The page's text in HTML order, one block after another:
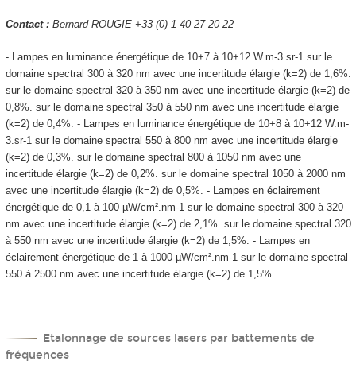
Contact :Bernard ROUGIE +33 (0) 1 40 27 20 22
- Lampes en luminance énergétique de 10+7à 10+12W.m-3.sr-1 sur le
domaine spectral 300 à 320 nm avec une incertitude élargie (k=2) de 1,6%.
sur le domaine spectral 320 à 350 nm avec une incertitude élargie (k=2) de
0,8%. sur le domaine spectral 350 à 550 nm avec une incertitude élargie
(k=2) de 0,4%. - Lampes en luminance énergétique de 10+8à 10+12W.m-
3.sr-1 sur le domaine spectral 550 à 800 nm avec une incertitude élargie
(k=2) de 0,3%. sur le domaine spectral 800 à 1050 nm avec une
incertitude élargie (k=2) de 0,2%. sur le domaine spectral 1050 à 2000 nm
avec une incertitude élargie (k=2) de 0,5%. - Lampes en éclairement
énergétique de 0,1 à 100 µW/cm².nm-1 sur le domaine spectral 300 à 320
nm avec une incertitude élargie (k=2) de 2,1%. sur le domaine spectral 320
à 550 nm avec une incertitude élargie (k=2) de 1,5%. - Lampes en
éclairement énergétique de 1 à 1000 µW/cm².nm-1 sur le domaine spectral
550 à 2500 nm avec une incertitude élargie (k=2) de 1,5%.
Etalonnage de sources lasers par battements de
fréquences